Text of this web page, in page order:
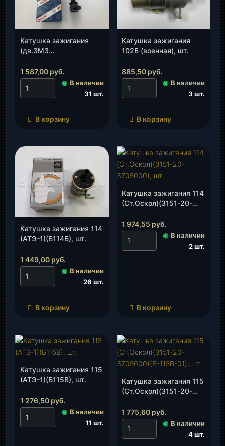
Катушка зажигания
(дв.ЗМЗ
504 027) BOSCH, шт.
1 587,00 руб.
◉ В наличии
31 шт.
В корзину
Катушка зажигания
102Б (военная), шт.
885,50 руб.
◉ В наличии
3 шт.
В корзину
Катушка зажигания 114
(АТЭ-1)(Б114Б), шт.
1 449,00 руб.
◉ В наличии
26 шт.
В корзину
Катушка зажигания 114
(Ст.Оскол)(3151-20-
1 974,55 руб.
◉ В наличии
2 шт.
В корзину
Катушка зажигания 115
(АТЭ-1)(Б115В), шт.
1 276,50 руб.
◉ В наличии
11 шт.
Катушка зажигания 115
(Ст.Оскол)(3151-20-
шт.
1 775,60 руб.
◉ В наличии
4 шт.